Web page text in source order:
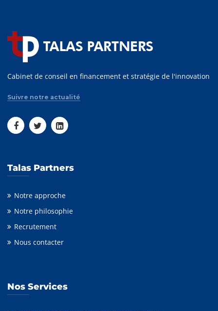
Cabinet de conseil en financement et stratégie de l'innovation
Suivre notre actualité
Talas Partners
Notre approche
Notre philosophie
Recrutement
Nous contacter
Nos Services